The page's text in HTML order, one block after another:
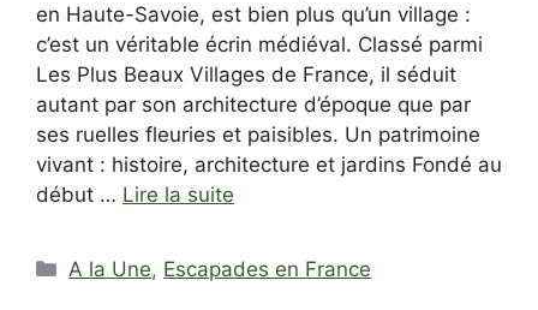
en Haute-Savoie, est bien plus qu’un village :
c’est un véritable écrin médiéval. Classé parmi
Les Plus Beaux Villages de France, il séduit
autant par son architecture d’époque que par
ses ruelles fleuries et paisibles. Un patrimoine
vivant : histoire, architecture et jardins Fondé au
début … Lire la suite
Catégories
A la Une, Escapades en France